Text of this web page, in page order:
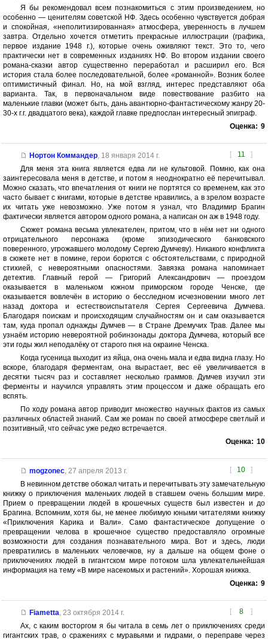
Я бы рекомендовал всем познакомиться с этим произведением, но
особенно — ценителям советской НФ. Здесь особенно чувствуется добрая
и спокойная, «неполитизированная» атмосфера, уверенность в лучшем
завтра. Отдельно хочется отметить прекрасные иллюстрации (графика,
первое издание 1948 г.), которые очень оживляют текст. Это то, чего
практически нет в современных изданиях НФ. Во втором издании своего
романа-сказки автор существенно переработал и расширил его. Вся
история стала более последовательной, более «романной». Возник более
оптимистичный финал. Но, на мой взгляд, интерес представляют оба
варианта. Так, в первоначальном виде повествование разбито на
маленькие главки (может быть, дань авантюрно-фантастическому жанру 20-
30-х г.г. двадцатого века), каждой главке предпослан интересный эпиграф.
Оценка: 9
[ 11 ]
Нортон Коммандер, 18 января 2014 г.
Для меня эта книга является едва ли не культовой. Помню, как она
заинтересовала меня в детстве, и потом я неоднократно её перечитывал.
Можно сказать, что впечатления от книги не портятся со временем, как это
часто бывает с книгами, которые в детстве нравились, а в зрелом возрасте
их читать уже невозможно. Уже потом я узнал, что Владимир Брагин
фактически является автором одного романа, а написан он аж в 1948 году.
Сюжет романа весьма увлекателен, притом, что в нём нет ни одного
отрицательного персонажа (кроме эпизодического банковского
поверенного, угрожавшего молодому Сергею Думчеву). Никакого конфликта
в сюжете нет в помине, герои борются с обстоятельствами, с природной
стихией, с невероятными опасностями. Завязка романа напоминает
детектив. Главный герой — Григорий Александрович — проездом
оказывается в маленьком южном приморском городе Ченске, где
оказывается вовлечён в историю о бесследном исчезновении много лет
назад доктора и естествоиспытателя Сергея Сергеевича Думчева.
Благодаря поискам и происходящим случайностям он и сам оказывается
там, куда пропал однажды Думчев — в Стране Дремучих Трав. Далее мы
узнаём историю невероятной робинзонады доктора Думчева, который все
эти годы жил неподалёку от старого пня на окраине Ченска.
Когда гусеница выходит из яйца, она очень мала и едва видна глазу. Но
вскоре, благодаря ферментам, она вырастает, вес её увеличивается в
десятки тысяч раз и составляет несколько граммов. Думчев изучил эти
ферменты и научился управлять этим процессом и даже обращать его
вспять.
По ходу романа автор приводит множество научных фактов из самых
различных областей знаний. Сам же роман по своей атмосфере светлый и
позитивный, что сейчас уже редко встречается.
Оценка: 10
[ 10 ]
mogzonec, 27 апреля 2013 г.
В невинном детстве обожал читать и перечитывать эту замечательную
книжку о приключения маленьких людей в ставшем очень большим мире.
Прием о превращении людей в крошечных существ был известен и до
Брагина. Вспомним, хотя бы, не менее любимую юными читателями книжку
«Приключения Карика и Вали». Само фантастическое допущение о
превращении челова в крошечное существо предоставляло огромные
возможности для создания познавательного мира. Вот и здесь, люди
превратились в маленьких человечков, ну а дальше на общем фоне о
приключениях людей в гигантском мире потоком шла увлекательнейшая
информация на тему «В мире насекомых и растений». Хорошая книжка.
Оценка: 9
[ 8 ]
Fiametta, 23 октября 2014 г.
Ах, с каким восторгом я бы читала в семь лет о приключениях среди
гигантских трав, о сражениях с муравьями и гидрами, о переправе через